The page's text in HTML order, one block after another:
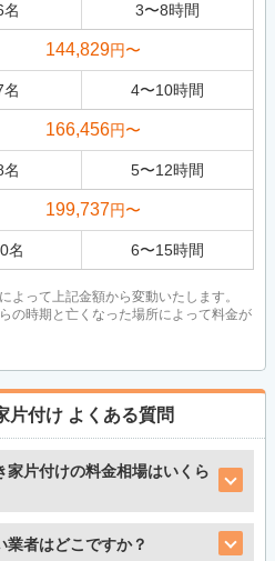
名 3〜8時間
144,829円〜
名 4〜10時間
166,456円〜
名 5〜12時間
199,737円〜
名 6〜15時間
って上記金額から変動いたします。
の時期と亡くなった場所によって料金が
片付け よくある質問
家片付けの料金相場はいくら
業者はどこですか？